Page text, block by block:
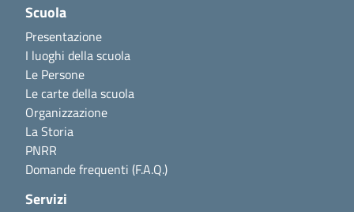
Scuola
Presentazione
I luoghi della scuola
Le Persone
Le carte della scuola
Organizzazione
La Storia
PNRR
Domande frequenti (F.A.Q.)
Servizi